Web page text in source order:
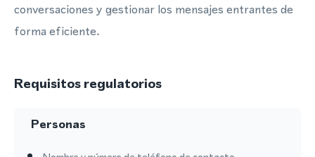
conversaciones y gestionar los mensajes entrantes de
forma eficiente.
Requisitos regulatorios
Personas